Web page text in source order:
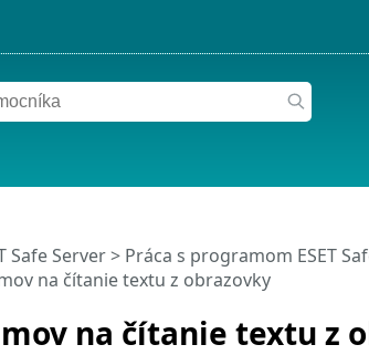
na čítanie textu z
Safe Server> Práca s programom ESET
na čítanie textu z obrazovky